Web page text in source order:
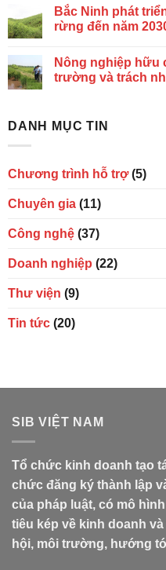
Bắc Ninh phát
rừng đến năm
Nông nghiệp hữu
trường và trách
DANH MỤC TIN
Chương trình hỗ trợ(5)
Chuyên gia (11)
Công nghệ (37)
Doanh nghiệp (22)
Thư viện (9)
Tin tức (20)
SIB VIỆT NAM
Tổ chức kinh doanh tạo
chức đăng ký thành lập
của pháp luật, có mô
tiêu kép về kinh doanh
hội, môi trường, hướng